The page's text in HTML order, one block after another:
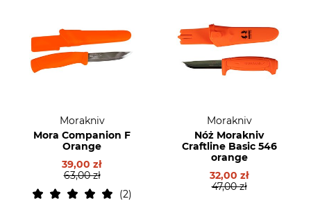
Morakniv
Mora Companion F
Orange
39,00 zł
63,00 zł
2
Morakniv
Nóż Morakniv
Craftline Basic 546
orange
32,00 zł
47,00 zł